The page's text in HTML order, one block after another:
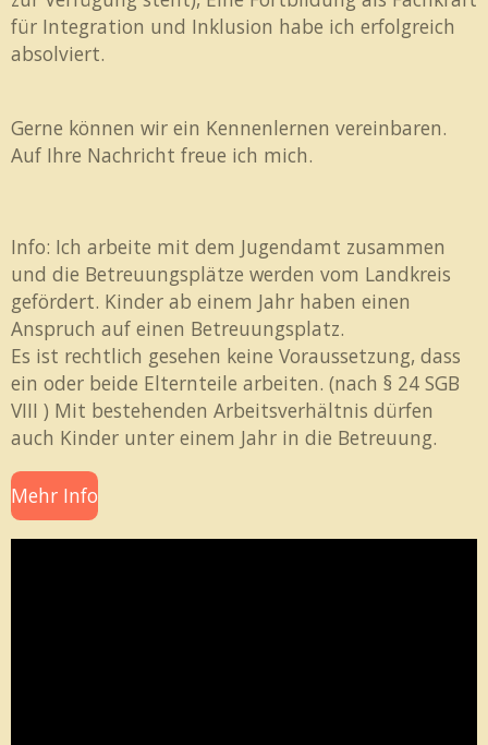
für Integration und Inklusion habe ich erfolgreich
absolviert.
Gerne können wir ein Kennenlernen vereinbaren.
Auf Ihre Nachricht freue ich mich.
Info: Ich arbeite mit dem Jugendamt zusammen
und die Betreuungsplätze werden vom Landkreis
gefördert. Kinder ab einem Jahr haben einen
Anspruch auf einen Betreuungsplatz.
Es ist rechtlich gesehen keine Voraussetzung, dass
ein oder beide Elternteile arbeiten. (nach § 24 SGB
VIII ) Mit bestehenden Arbeitsverhältnis dürfen
auch Kinder unter einem Jahr in die Betreuung.
Mehr Info